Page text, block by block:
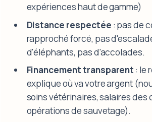
expériences haut de gamme)
Distance respectée : pas de
rapproché forcé, pas
d'éléphants, pas d'accolades.
Financement transparent : le
explique où va votre argent
soins vétérinaires, salaires des
opérations de sauvetage).